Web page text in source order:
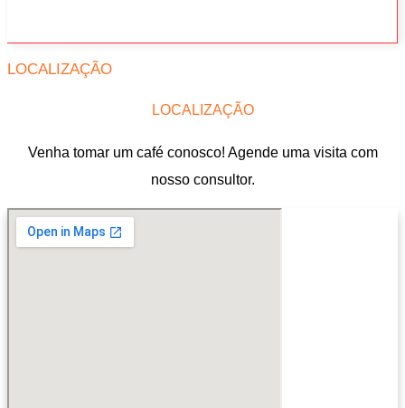
LOCALIZAÇÃO
LOCALIZAÇÃO
Venha tomar um café conosco! Agende uma visita com
nosso consultor.